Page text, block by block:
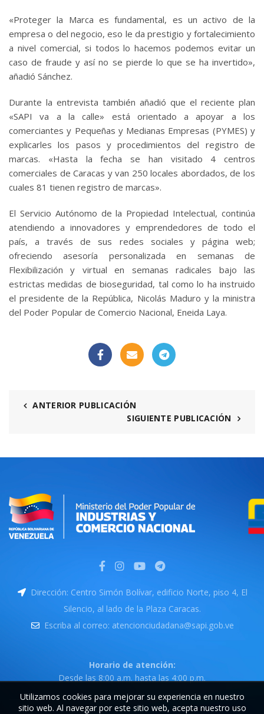
«Proteger la Marca es fundamental, es un activo de la
empresa o del negocio, eso le da prestigio y fortalecimiento
a nivel comercial, si todos lo hacemos podemos evitar un
caso de fraude y así no se pierde lo que se ha invertido»,
añadió Sánchez.
Durante la entrevista también añadió que el reciente plan
«SAPI va a la calle» está orientado a apoyar a los
comerciantes y Pequeñas y Medianas Empresas (PYMES) y
explicarles los pasos y procedimientos del registro de
marcas. «Hasta la fecha se han visitado 4 centros
comerciales de Caracas y van 250 locales abordados, de los
cuales 81 tienen registro de marcas».
El Servicio Autónomo de la Propiedad Intelectual, continúa
atendiendo a innovadores y emprendedores de todo el
país, a través de sus redes sociales y página web;
ofreciendo asesoría personalizada en semanas de
Flexibilización y virtual en semanas radicales bajo las
estrictas medidas de bioseguridad, tal como lo ha instruido
el presidente de la República, Nicolás Maduro y la ministra
del Poder Popular de Comercio Nacional, Eneida Laya.
ANTERIOR PUBLICACIÓN
SIGUIENTE PUBLICACIÓN
Dirección: Centro Simón Bolívar, edificio Norte, piso 4, El
Silencio, al lado de la Plaza Caracas.
Escriba al correo: atencionciudadana@sapi.gob.ve
Horario de atención:
Desde las 8:00 a.m. hasta las 4:00 p.m.
Utilizamos cookies para mejorar su experiencia en nuestro
sitio web. Al navegar por este sitio web, acepta nuestro uso